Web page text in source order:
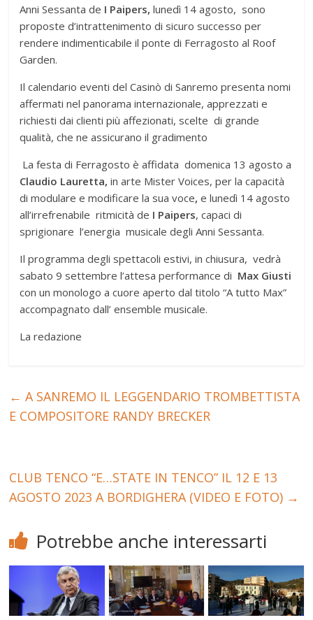
Anni Sessanta de I Paipers, lunedì 14 agosto, sono
proposte d’intrattenimento di sicuro successo per
rendere indimenticabile il ponte di Ferragosto al Roof
Garden.
Il calendario eventi del Casinò di Sanremo presenta nomi
affermati nel panorama internazionale, apprezzati e
richiesti dai clienti più affezionati, scelte di grande
qualità, che ne assicurano il gradimento
La festa di Ferragosto è affidata domenica 13 agosto a
Claudio Lauretta, in arte Mister Voices, per la capacità
di modulare e modificare la sua voce,e lunedì 14 agosto
all’irrefrenabile ritmicità de I Paipers, capaci di
sprigionare l’energia musicale degli Anni Sessanta.
Il programma degli spettacoli estivi, in chiusura, vedrà
sabato 9 settembre l’attesa performance di Max Giusti
con un monologo a cuore aperto dal titolo “A tutto Max”
accompagnato dall’ ensemble musicale.
La redazione
← A SANREMO IL LEGGENDARIO TROMBETTISTA
E COMPOSITORE RANDY BRECKER
CLUB TENCO “E…STATE IN TENCO” IL 12 E 13
AGOSTO 2023 A BORDIGHERA (VIDEO E FOTO) →
Potrebbe anche interessarti